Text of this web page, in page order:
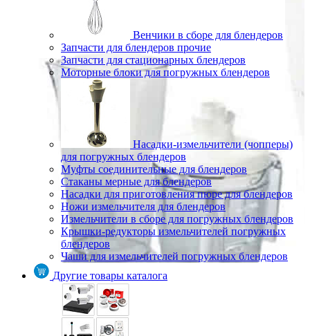
Венчики в сборе для блендеров
Запчасти для блендеров прочие
Запчасти для стационарных блендеров
Моторные блоки для погружных блендеров
Насадки-измельчители (чопперы)
для погружных блендеров
Муфты соединительные для блендеров
Стаканы мерные для блендеров
Насадки для приготовления пюре для блендеров
Ножи измельчителя для блендеров
Измельчители в сборе для погружных блендеров
Крышки-редукторы измельчителей погружных
блендеров
Чаши для измельчителей погружных блендеров
Другие товары каталога